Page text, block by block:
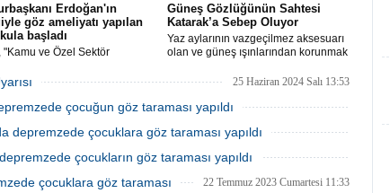
Erdoğan'ın
göz ameliyatı yapılan
başladı
"Kamu ve Özel Sektör
Güneş Gözlüğünün Sahtesi
Katarak’a Sebep Oluyor
Yaz aylarının vazgeçilmez aksesuarı
olan ve güneş ışınlarından korunmak
günlerde talep artarken uzmanlar,...
25 Haziran 2024 Salı 13:53
çocuğun göz taraması yapıldı
01 Ağustos 2023 Salı 11:43
depremzede çocuklara göz taraması yapıldı
25 Temmuz 2023 Salı 15:28
çocukların göz taraması yapıldı
24 Temmuz 2023 Pazartesi 15:53
çocuklara göz taraması 22 Temmuz 2023 Cumartesi 11:33